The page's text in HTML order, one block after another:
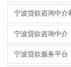
宁波贷款咨询中介
宁波贷款咨询中介
宁波贷款服务平台